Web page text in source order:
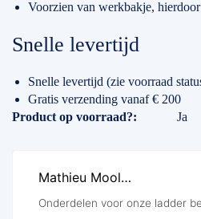
Voorzien van werkbakje,
Snelle levertijd
Snelle levertijd (zie voorraad
Gratis verzending vanaf € 200
Specificaties
Product op voorraad? Ja